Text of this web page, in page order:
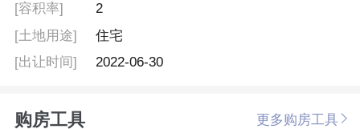
[容积率]
2
[土地用途]
住宅
[出让时间]
2022-06-30
购房工具 更多购房工具